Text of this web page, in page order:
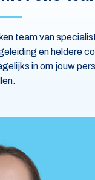
team van
en heldere
in om jouw